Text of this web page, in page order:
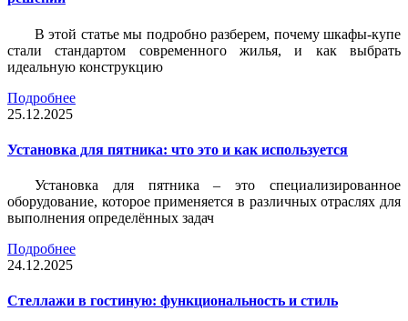
В этой статье мы подробно разберем, почему шкафы-купе
стали стандартом современного жилья, и как выбрать
идеальную конструкцию
Подробнее
25.12.2025
Установка для пятника: что это и как используется
Установка для пятника – это специализированное
оборудование, которое применяется в различных отраслях для
выполнения определённых задач
Подробнее
24.12.2025
Стеллажи в гостиную: функциональность и стиль